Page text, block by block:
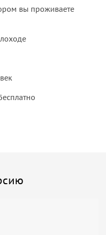
вы проживаете